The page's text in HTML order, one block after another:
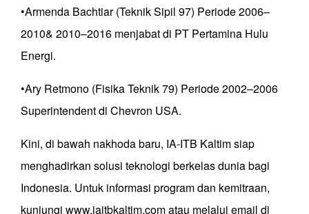
•Armenda Bachtiar (Teknik Sipil 97) Periode 2006–
2010& 2010–2016 menjabat di PT Pertamina Hulu
Energi.
•Ary Retmono (Fisika Teknik 79) Periode 2002–2006
Superintendent di Chevron USA.
Kini, di bawah nakhoda baru, IA-ITB Kaltim siap
menghadirkan solusi teknologi berkelas dunia bagi
Indonesia. Untuk informasi program dan kemitraan,
kunjungi www.iaitbkaltim.com atau melalui email di